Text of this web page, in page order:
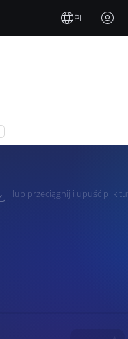
PL
lub przeciągnij i upuść plik